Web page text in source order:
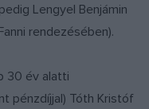
Lengyel Benjámin
rendezésében).
30 év alatti
pénzdíjjal) Tóth Kristóf